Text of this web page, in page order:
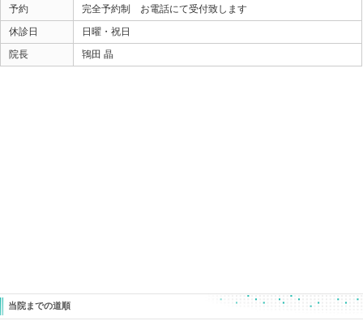
５月に入り、
部活動・クラブチームで活動するアスリートたちの
ケガが増えてくるとき。
足が踏ん張れない・・・